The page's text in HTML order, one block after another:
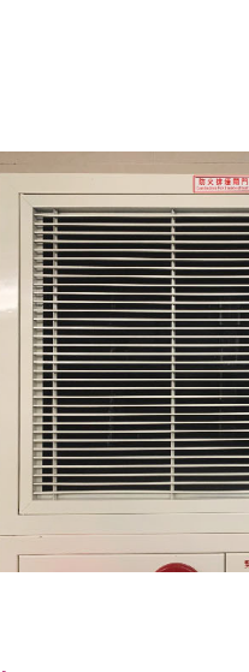
「電動風門驅動器防水
本公司「電動風門驅動器防
準與CNS14165進行防塵與防
榮獲 第七屆品牌金舶獎
云風實業股份有限公司 榮獲
2025年5月 巧風
2025年5月 巧風PREFCO 第
榮獲114年度「消防設